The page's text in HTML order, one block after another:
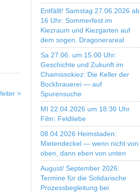
>
Entfällt! Samstag 27.06.2026 ab
16 Uhr: Sommerfest im
Kiezraum und Kiezgarten auf
dem sogen. Dragonerareal
Sa 27.06. um 15.00 Uhr:
Geschichte und Zukunft im
Chamissokiez: Die Keller der
Bockbrauerei — auf
Spurensuche
MI 22.04.2026 um 18:30 Uhr
Film: Feldliebe
08.04.2026 Heimstaden:
Mietendeckel — wenn nicht von
oben, dann eben von unten
August/ September 2026:
Termine für die Solidarische
Prozessbegleitung bei